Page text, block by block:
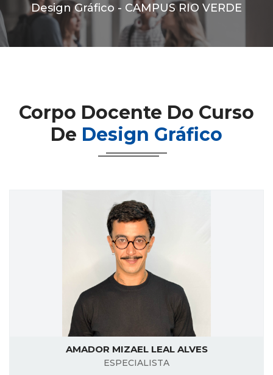
Design Gráfico - CAMPUS RIO VERDE
Corpo Docente Do Curso
De Design Gráfico
AMADOR MIZAEL LEAL ALVES
ESPECIALISTA